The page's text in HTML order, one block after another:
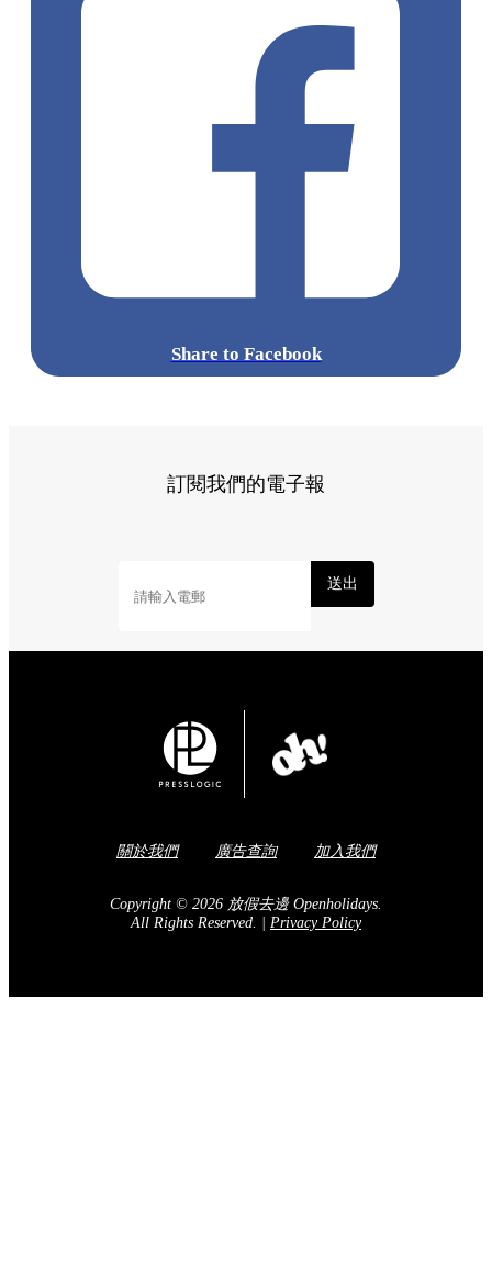
Share to Facebook
訂閱我們的電子報
送出
關於我們 廣告查詢 加入我們
Copyright © 2026 放假去邊 Openholidays.
All Rights Reserved.
Privacy Policy